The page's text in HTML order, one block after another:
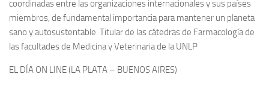
coordinadas entre las organizaciones internacionales y sus países
miembros, de fundamental importancia para mantener un planeta
sano y autosustentable. Titular de las cátedras de Farmacología de
las facultades de Medicina y Veterinaria de la UNLP
EL DÍA ON LINE (LA PLATA – BUENOS AIRES)